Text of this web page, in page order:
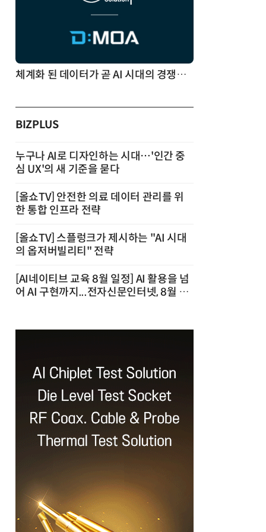
체계화 된 데이터가 곧 AI 시대의 경쟁력이다
BIZPLUS
누구나 AI로 디자인하는 시대…'인간 중
심 UX'의 새 기준을 묻다
[올쇼TV] 안전한 의료 데이터 관리를 위
한 통합 인프라 전략
[올쇼TV] 스플렁크가 제시하는 "AI 시대
의 옵저버빌리티" 전략
[AI네이티브 교육 8월 일정] AI 활용을 넘
어 AI 구현까지...전자신문인터넷, 8월 실